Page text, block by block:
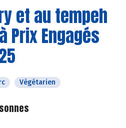
et au tempeh
Prix Engagés
Végétarien